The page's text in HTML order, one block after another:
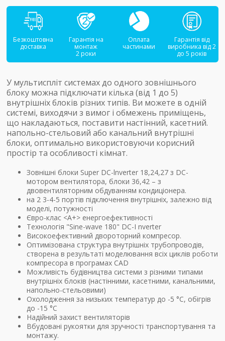
Безкоштовна
доставка
Гарантія на
монтаж
2 роки
Оплата
частинами
Гарантія від
виробника від 2
до 5 років
У мультиспліт системах до одного зовнішнього
блоку можна підключати кілька (від 1 до 5)
внутрішніх блоків різних типів. Ви можете в одній
системі, виходячи з вимог і обмежень приміщень,
що накладаються, поставити настінний, касетний.
напольно-стельовий або канальний внутрішні
блоки, оптимально використовуючи корисний
простір та особливості кімнат.
Зовнішні блоки Super DC-lnverter 18,24,27 з DC-
мотором вентилятора, блоки 36,42 – з
двовентиляторним обдуванням кондиціонера.
на 2 3-4-5 портів підключення внутрішніх, залежно від
моделі, потужності
Євро-клас <А+> енергоефективності
Технологія "Sine-wave 180" DC-I nverter
Високоефективний двороторний компресор.
Оптимізована структура внутрішніх трубопроводів,
створена в результаті моделювання всіх циклів роботи
компресора в програмах CAD
Можливість будівництва системи з різними типами
внутрішніх блоків (настінними, касетними, канальними,
напольно-стельовими)
Охолодження за низьких температур до -5 °С, обігрів
до -15 °С
Надійний захист вентиляторів
Вбудовані рукоятки для зручності транспортування та
монтажу.